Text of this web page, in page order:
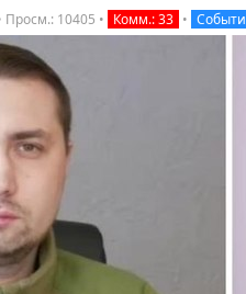
Просм.: 10405 • Комм.: 33 •